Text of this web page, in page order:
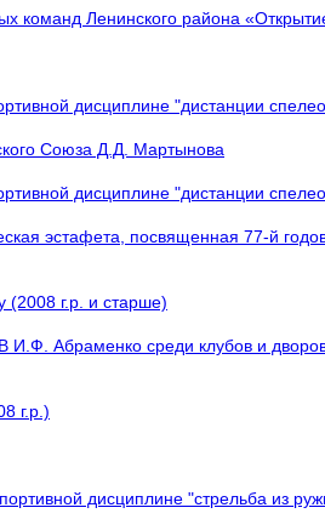
команд Ленинского района
дисциплине "дистанции
Союза Д.Д. Мартынова
дисциплине "дистанции
эстафета, посвященная 77-й
(2008 г.р. и старше)
Абраменко среди клубов и
г.р.)
дисциплине "стрельба из